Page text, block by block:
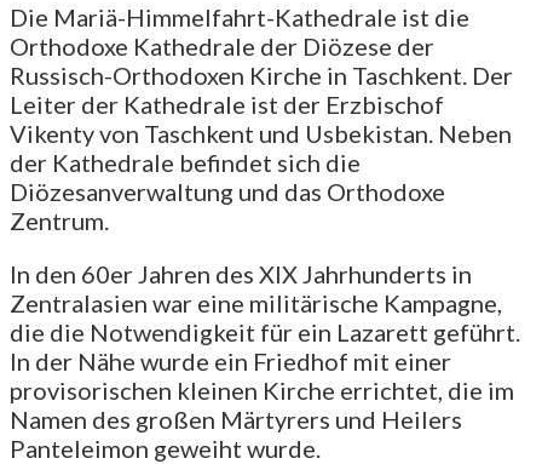
Die Mariä-Himmelfahrt-Kathedrale ist die
Orthodoxe Kathedrale der Diözese der
Russisch-Orthodoxen Kirche in Taschkent. Der
Leiter der Kathedrale ist der Erzbischof
Vikenty von Taschkent und Usbekistan. Neben
der Kathedrale befindet sich die
Diözesanverwaltung und das Orthodoxe
Zentrum.
In den 60er Jahren des XIX Jahrhunderts in
Zentralasien war eine militärische Kampagne,
die die Notwendigkeit für ein Lazarett geführt.
In der Nähe wurde ein Friedhof mit einer
provisorischen kleinen Kirche errichtet, die im
Namen des großen Märtyrers und Heilers
Panteleimon geweiht wurde.